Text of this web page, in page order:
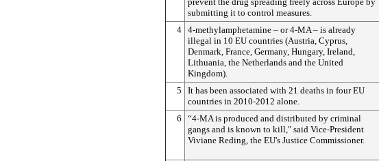
submitting it to control measures.
4 4-methylamphetamine – or 4-MA – is already
illegal in 10 EU countries (Austria, Cyprus,
Denmark, France, Germany, Hungary, Ireland,
Lithuania, the Netherlands and the United
Kingdom).
5
It has been associated with 21 deaths in four EU
countries in 2010-2012 alone.
6
“4-MA is produced and distributed by criminal
gangs and is known to kill," said Vice-President
Viviane Reding, the EU's Justice Commissioner.